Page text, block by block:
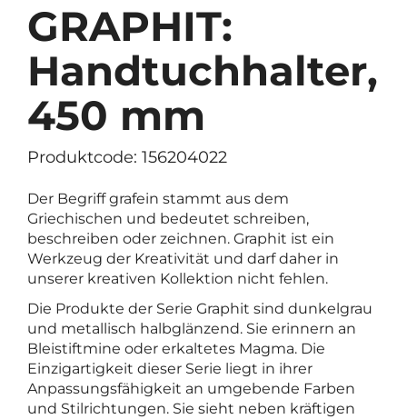
GRAPHIT:
Handtuchhalter,
450 mm
Produktcode: 156204022
Der Begriff grafein stammt aus dem
Griechischen und bedeutet schreiben,
beschreiben oder zeichnen. Graphit ist ein
Werkzeug der Kreativität und darf daher in
unserer kreativen Kollektion nicht fehlen.
Die Produkte der Serie Graphit sind dunkelgrau
und metallisch halbglänzend. Sie erinnern an
Bleistiftmine oder erkaltetes Magma. Die
Einzigartigkeit dieser Serie liegt in ihrer
Anpassungsfähigkeit an umgebende Farben
und Stilrichtungen. Sie sieht neben kräftigen